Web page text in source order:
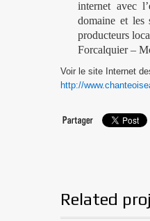
internet avec
domaine et les
producteurs
Forcalquier –
Voir le site Internet
http://
Related